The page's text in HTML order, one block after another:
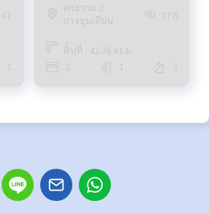
367
1
พระราม 2
บางขุนเทียน
378
พื้นที่ : 42.76 ตร.ม.
2 1